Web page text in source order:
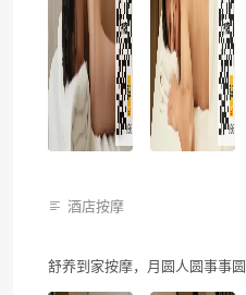
酒店按摩
舒养到家按摩，月圆人圆事事